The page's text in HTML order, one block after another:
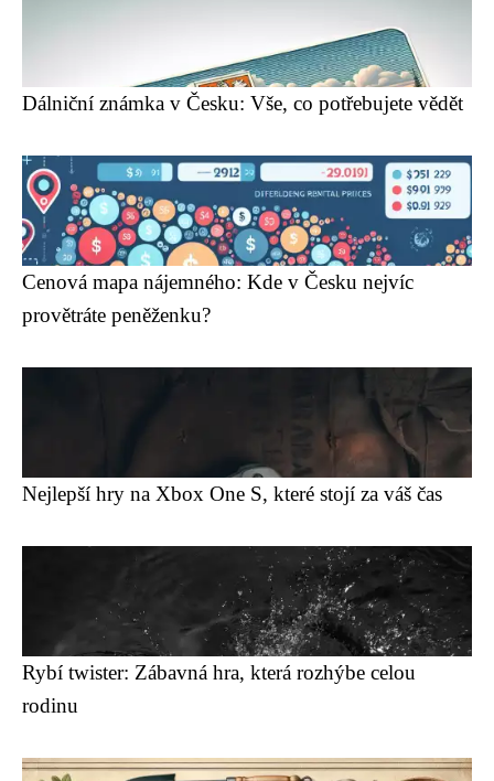
Dálniční známka v Česku: Vše, co potřebujete vědět
Cenová mapa nájemného: Kde v Česku nejvíc
provětráte peněženku?
Nejlepší hry na Xbox One S, které stojí za váš čas
Rybí twister: Zábavná hra, která rozhýbe celou
rodinu